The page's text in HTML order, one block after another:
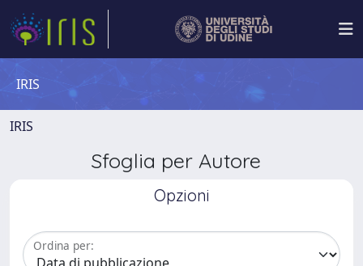
IRIS
IRIS
Sfoglia per Autore
Opzioni
Ordina per: